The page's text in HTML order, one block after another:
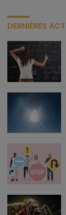
DERNIÈRES